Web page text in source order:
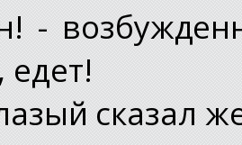
-
сказал